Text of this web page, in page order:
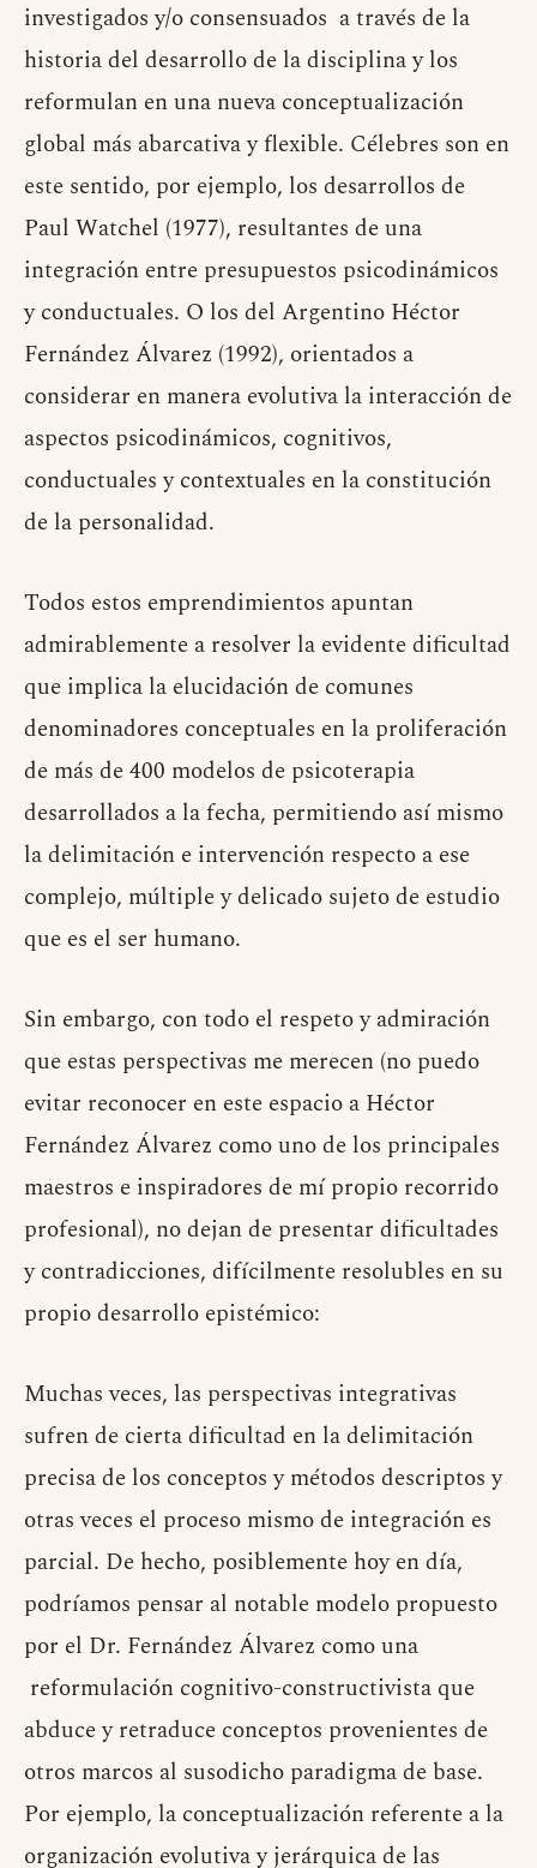
investigados y/o consensuados a través de la
historia del desarrollo de la disciplina y los
reformulan en una nueva conceptualización
global más abarcativa y flexible. Célebres son en
este sentido, por ejemplo, los desarrollos de
Paul Watchel (1977), resultantes de una
integración entre presupuestos psicodinámicos
y conductuales. O los del Argentino Héctor
Fernández Álvarez (1992), orientados a
considerar en manera evolutiva la interacción de
aspectos psicodinámicos, cognitivos,
conductuales y contextuales en la constitución
de la personalidad.
Todos estos emprendimientos apuntan
admirablemente a resolver la evidente dificultad
que implica la elucidación de comunes
denominadores conceptuales en la proliferación
de más de 400 modelos de psicoterapia
desarrollados a la fecha, permitiendo así mismo
la delimitación e intervención respecto a ese
complejo, múltiple y delicado sujeto de estudio
que es el ser humano.
Sin embargo, con todo el respeto y admiración
que estas perspectivas me merecen (no puedo
evitar reconocer en este espacio a Héctor
Fernández Álvarez como uno de los principales
maestros e inspiradores de mí propio recorrido
profesional), no dejan de presentar dificultades
y contradicciones, difícilmente resolubles en su
propio desarrollo epistémico:
Muchas veces, las perspectivas integrativas
sufren de cierta dificultad en la delimitación
precisa de los conceptos y métodos descriptos y
otras veces el proceso mismo de integración es
parcial. De hecho, posiblemente hoy en día,
podríamos pensar al notable modelo propuesto
por el Dr. Fernández Álvarez como una
reformulación cognitivo-constructivista que
abduce y retraduce conceptos provenientes de
otros marcos al susodicho paradigma de base.
Por ejemplo, la conceptualización referente a la
organización evolutiva y jerárquica de las